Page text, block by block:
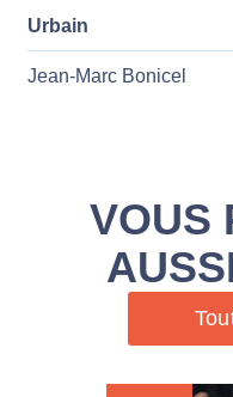
Urbain
Jean-Marc Bonicel
VOUS